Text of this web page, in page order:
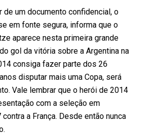
de um documento confidencial, o
em fonte segura, informa que o
aparece nesta primeira grande
gol da vitória sobre a Argentina na
consiga fazer parte dos 26
disputar mais uma Copa, será
Vale lembrar que o herói de 2014
com a seleção em
a França. Desde então nunca